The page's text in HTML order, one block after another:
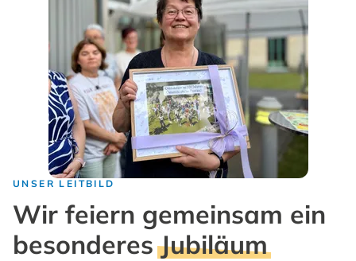
UNSER LEITBILD
Wir feiern gemeinsam ein
besonderesJubiläum